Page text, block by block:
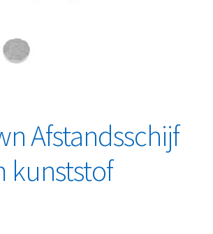
Afstandsschijf
kunststof